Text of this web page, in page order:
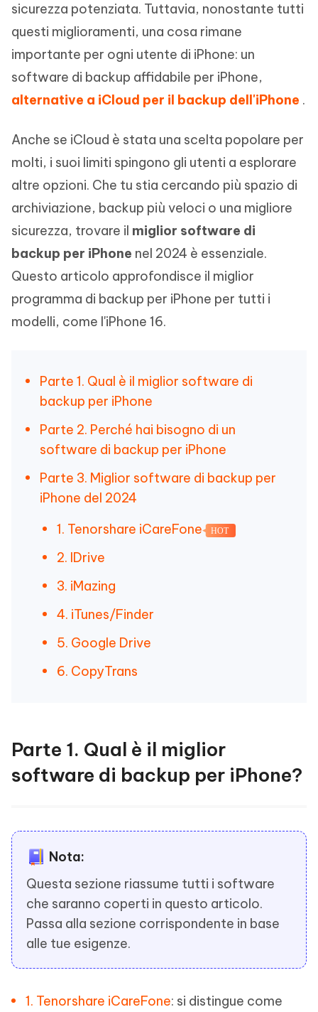
sicurezza potenziata. Tuttavia, nonostante tutti
questi miglioramenti, una cosa rimane
importante per ogni utente di iPhone: un
software di backup affidabile per iPhone,
alternative a iCloud per il backup dell'iPhone .
Anche se iCloud è stata una scelta popolare per
molti, i suoi limiti spingono gli utenti a esplorare
altre opzioni. Che tu stia cercando più spazio di
archiviazione, backup più veloci o una migliore
sicurezza, trovare il miglior software di
backup per iPhone nel 2024 è essenziale.
Questo articolo approfondisce il miglior
programma di backup per iPhone per tutti i
modelli, come l'iPhone 16.
Parte 1. Qual è il miglior software di
backup per iPhone
Parte 2. Perché hai bisogno di un
software di backup per iPhone
Parte 3. Miglior software di backup per
iPhone del 2024
1. Tenorshare iCareFone
HOT
2. IDrive
3. iMazing
4. iTunes/Finder
5. Google Drive
6. CopyTrans
Parte 1. Qual è il miglior
software di backup per iPhone?
Nota:
Questa sezione riassume tutti i software
che saranno coperti in questo articolo.
Passa alla sezione corrispondente in base
alle tue esigenze.
1. Tenorshare iCareFone: si distingue come